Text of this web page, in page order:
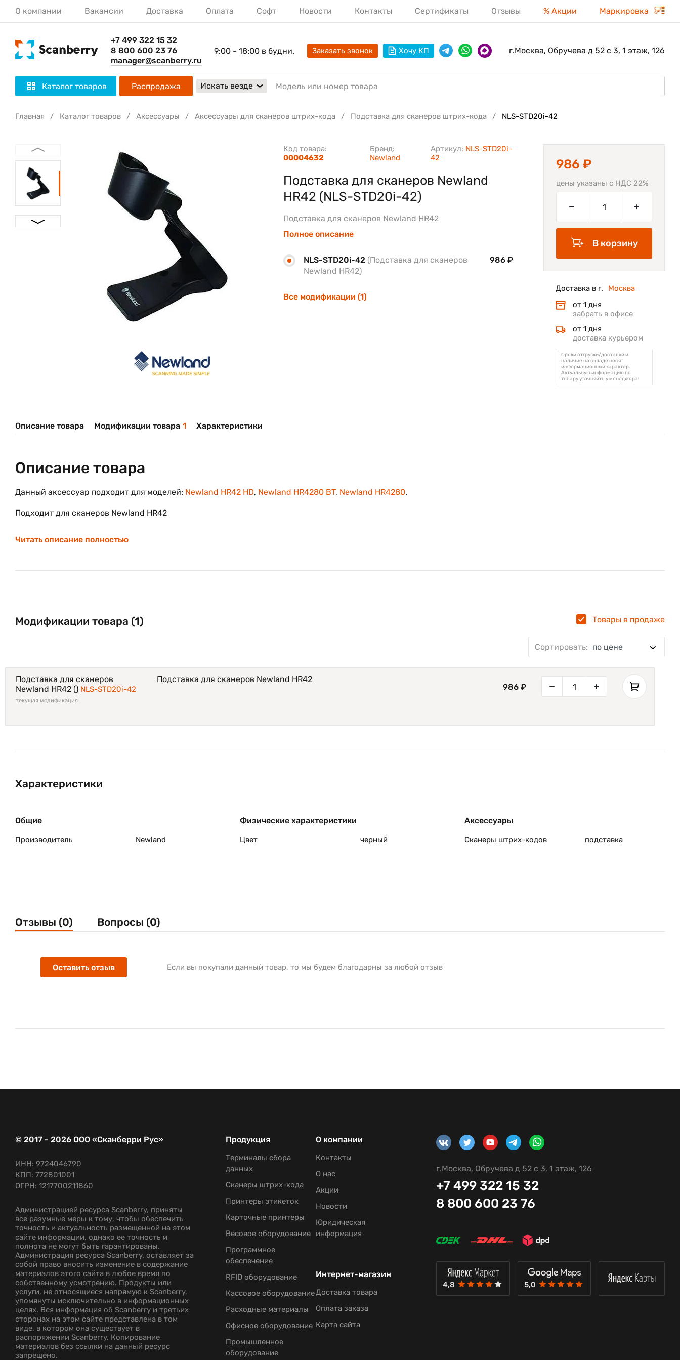
О компании Вакансии Доставка Оплата Софт Новости Контакты Сертификаты Отзывы % Акции Маркировка
+7 499 322 15 32
8 800 600 23 76
manager@scanberry.ru
9:00 - 18:00 в будни. Заказать звонок Хочу КП г.Москва, Обручева д 52 с 3, 1 этаж, 126
Каталог товаров Распродажа Искать везде
Главная Каталог товаров Аксессуары Аксессуары для сканеров штрих-кода Подставка для сканеров штрих-кода NLS-STD20i-42
Бренд:
Newland
Код товара:
00004632
Артикул: NLS-STD20i-
42
Подставка для сканеров Newland
HR42 (NLS-STD20i-42)
Подставка для сканеров Newland HR42
Полное описание
NLS-STD20i-42 (Подставка для сканеров
Newland HR42)
986 ₽
Все модификации (1)
986 ₽
цены указаны с НДС 22%
В корзину
Доставка в г.
Москва
от 1 дня
забрать в офисе
от 1 дня
доставка курьером
Сроки отгрузки/доставки и
наличие на складе носят
информационный характер.
Актуальную информацию по
товару уточняйте у менеджера!
Описание товара Модификации товара 1 Характеристики
Описание товара
Данный аксессуар подходит для моделей: Newland HR42 HD, Newland HR4280 BT, Newland HR4280.
Подходит для сканеров Newland HR42
Читать описание полностью
Модификации товара (1) Товары в продаже
Сортировать: по цене
Подставка для сканеров
Newland HR42 () NLS-STD20i-42
текущая модификация
Подставка для сканеров Newland HR42
986 ₽
Характеристики
Общие
Производитель Newland
Физические характеристики
Цвет черный
Аксессуары
Сканеры штрих-кодов подставка
Отзывы (0) Вопросы (0)
Оставить отзыв Если вы покупали данный товар, то мы будем благодарны за любой отзыв
© 2017 - 2026 ООО «Сканберри Рус»
ИНН: 9724046790
КПП: 772801001
ОГРН: 1217700211860
Продукция
Терминалы сбора
данных
Сканеры штрих-кода
Принтеры этикеток
Карточные принтеры
Весовое оборудование
Программное
обеспечение
RFID оборудование
Кассовое оборудование
Расходные материалы
Офисное оборудование
Промышленное
оборудование
О компании
Контакты
О нас
Акции
Новости
Юридическая
информация
Интернет-магазин
Доставка товара
Оплата заказа
Карта сайта
г.Москва, Обручева д 52 с 3, 1 этаж, 126
+7 499 322 15 32
8 800 600 23 76
4,8 5,0